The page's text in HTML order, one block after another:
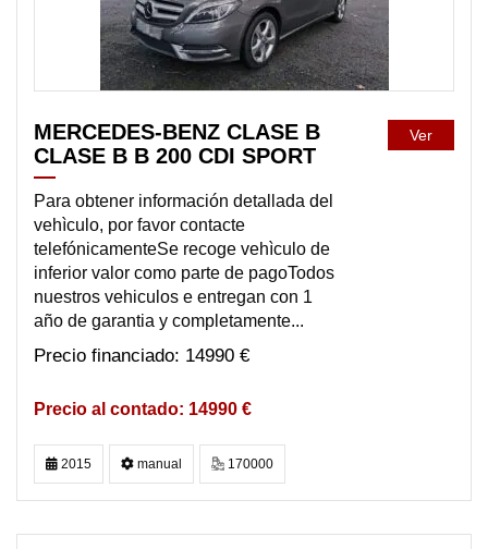
MERCEDES-BENZ CLASE B
CLASE B B 200 CDI SPORT
Para obtener información detallada del
vehìculo, por favor contacte
telefónicamenteSe recoge vehìculo de
inferior valor como parte de pagoTodos
nuestros vehiculos e entregan con 1
año de garantia y completamente...
14990 €
14990 €
Ver
2015 manual 170000